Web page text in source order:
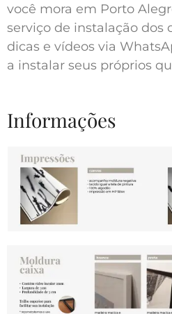
você mora em Porto
serviço de instalação dos
dicas e vídeos via
a instalar seus próprios
Informações